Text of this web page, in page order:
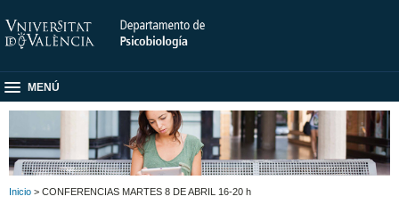
MENÚ
Inicio > CONFERENCIAS MARTES 8 DE ABRIL 16-20 h